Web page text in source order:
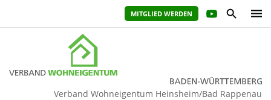
MITGLIED WERDEN
Verband Wohneigentum Heinsheim/Bad Rappenau